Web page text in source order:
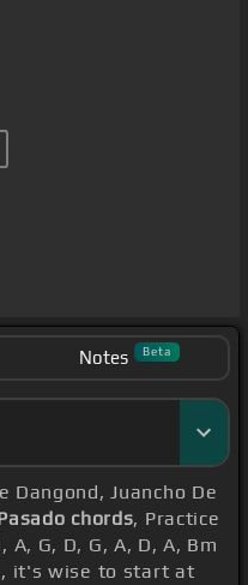
Notes Beta
Juancho De
chords, Practice
G, D, G, A, D, A, Bm
it's wise to start at